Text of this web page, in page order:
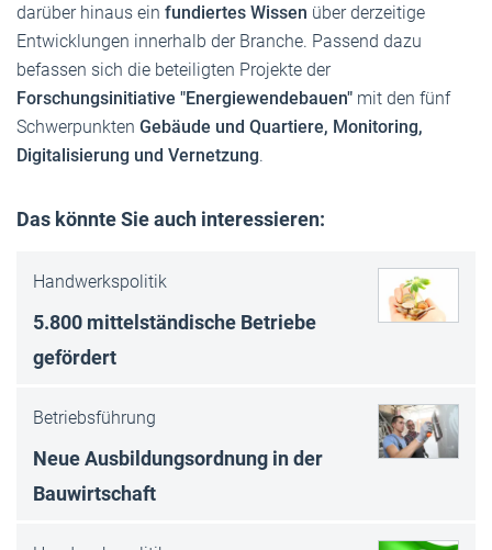
darüber hinaus ein fundiertes Wissen über derzeitige
Entwicklungen innerhalb der Branche. Passend dazu
befassen sich die beteiligten Projekte der
Forschungsinitiative "Energiewendebauen" mit den fünf
Schwerpunkten Gebäude und Quartiere, Monitoring,
Digitalisierung und Vernetzung.
Das könnte Sie auch interessieren:
Handwerkspolitik
5.800 mittelständische Betriebe
gefördert
Betriebsführung
Neue Ausbildungsordnung in der
Bauwirtschaft